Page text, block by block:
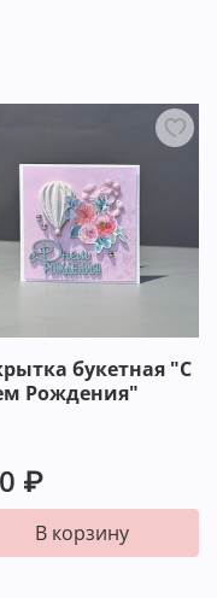
букетная "С
Рождения"
₽
В корзину